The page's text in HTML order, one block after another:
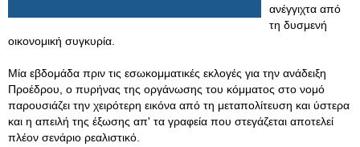
ανέγγιχτα από
τη δυσμενή
οικονομική συγκυρία.
Μία εβδομάδα πριν τις εσωκομματικές εκλογές για την ανάδειξη
Προέδρου, ο πυρήνας της οργάνωσης του κόμματος στο νομό
παρουσιάζει την χειρότερη εικόνα από τη μεταπολίτευση και ύστερα
και η απειλή της έξωσης απ' τα γραφεία που στεγάζεται αποτελεί
πλέον σενάριο ρεαλιστικό.